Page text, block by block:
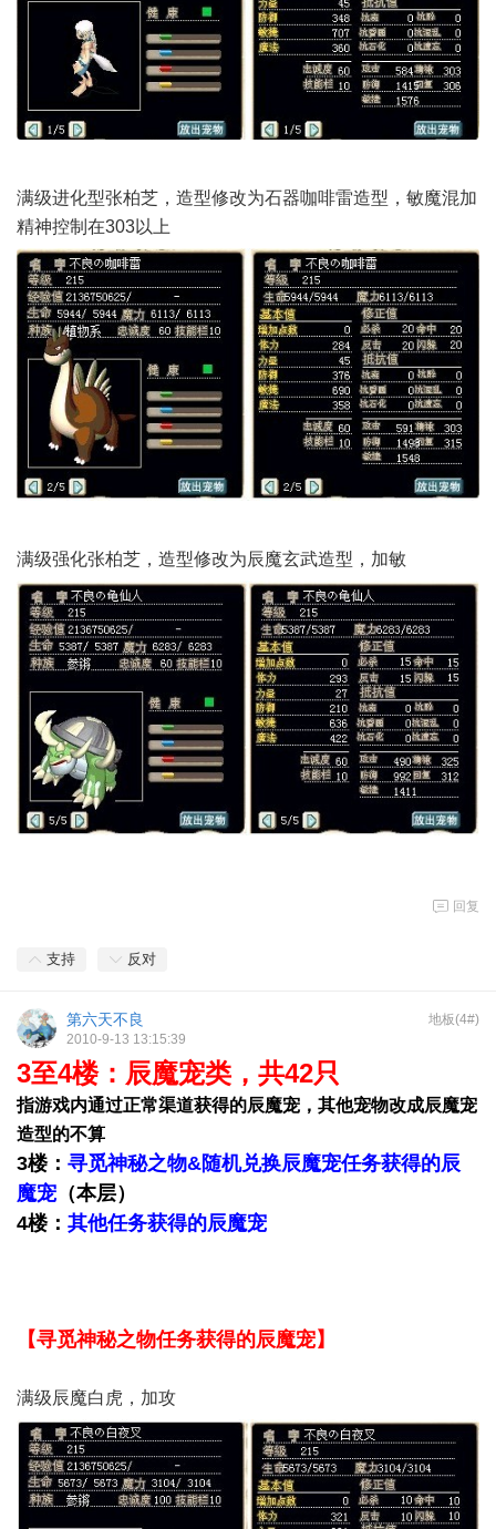
满级进化型张柏芝，造型修改为石器咖啡雷造型，敏魔混加
精神控制在303以上
满级强化张柏芝，造型修改为辰魔玄武造型，加敏
回复
支持 反对
地板(4#)
第六天不良
2010-9-13 13:15:39
3至4楼： 辰魔宠类 ，共42只
指游戏内通过正常渠道获得的辰魔宠，其他宠物改成辰魔宠
造型的不算
3楼： 寻觅神秘之物&随机兑换辰魔宠任务获得的辰
魔宠 （本层）
4楼： 其他任务获得的辰魔宠
【寻觅神秘之物任务获得的辰魔宠】
满级辰魔白虎，加攻